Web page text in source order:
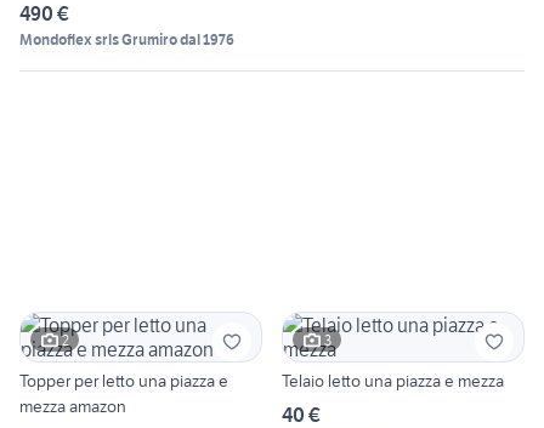
490 €
Mondoflex srls Grumiro dal 1976
2
Topper per letto una piazza e
mezza amazon
3
Telaio letto una piazza e mezza
40 €